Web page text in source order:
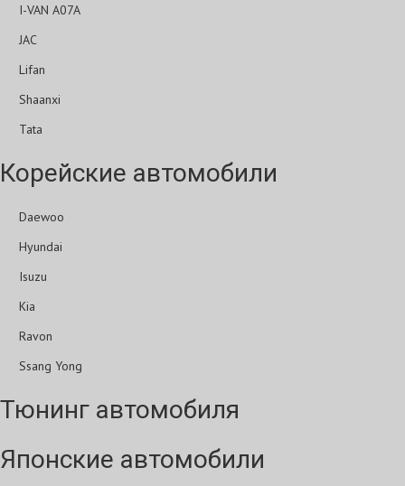
I-VAN A07A
JAC
Lifan
Shaanxi
Tata
Корейские автомобили
Daewoo
Hyundai
Isuzu
Kia
Ravon
Ssang Yong
Тюнинг автомобиля
Японские автомобили